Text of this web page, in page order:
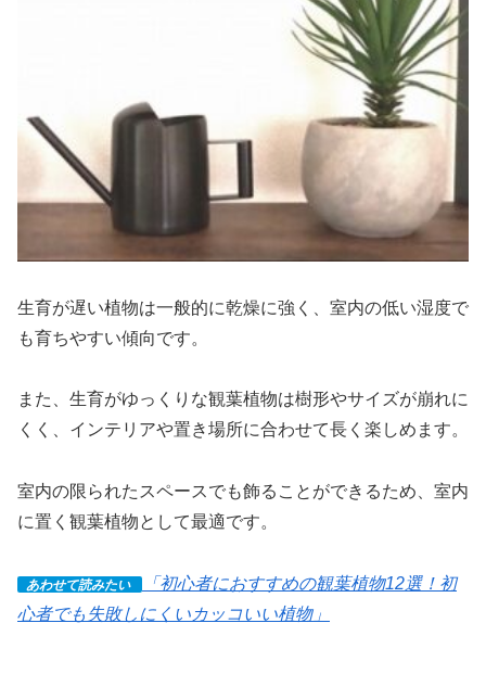
生育が遅い植物は一般的に乾燥に強く、室内の低い湿度で
も育ちやすい傾向です。
また、生育がゆっくりな観葉植物は樹形やサイズが崩れに
くく、インテリアや置き場所に合わせて長く楽しめます。
室内の限られたスペースでも飾ることができるため、室内
に置く観葉植物として最適です。
あわせて読みたい
「初心者におすすめの観葉植物12選！初
心者でも失敗しにくいカッコいい植物」